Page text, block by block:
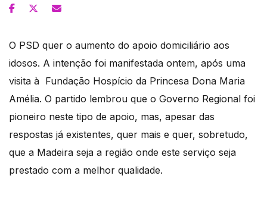
O PSD quer o aumento do apoio domiciliário aos
idosos. A intenção foi manifestada ontem, após uma
visita à Fundação Hospício da Princesa Dona Maria
Amélia. O partido lembrou que o Governo Regional foi
pioneiro neste tipo de apoio, mas, apesar das
respostas já existentes, quer mais e quer, sobretudo,
que a Madeira seja a região onde este serviço seja
prestado com a melhor qualidade.